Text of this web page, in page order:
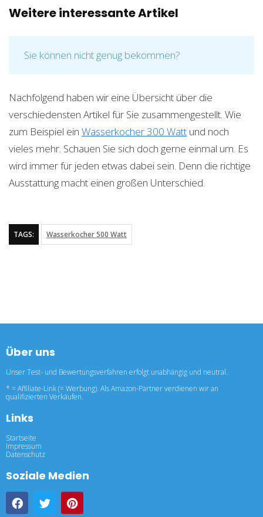
Weitere interessante Artikel
Sie können nicht genug bekommen?
Nachfolgend haben wir eine Übersicht über die
verschiedensten Artikel für Sie zusammengestellt. Wie
zum Beispiel ein Wasserkocher 300 Watt und noch
vieles mehr. Schauen Sie sich doch gerne einmal um. Es
wird immer für jeden etwas dabei sein. Denn die richtige
Ausstattung macht einen großen Unterschied.
TAGS: Wasserkocher 500 Watt
Über uns
Unser Test- und Bewertungsverfahren erfolgt unabhängig und neutral.
* = Affiliate-Link (= Werbung). Als Amazon-Partner verdienen wir an
qualifizierten Verkäufen.
Links
Startseite
Impressum
Datenschutz
Soziale Medien